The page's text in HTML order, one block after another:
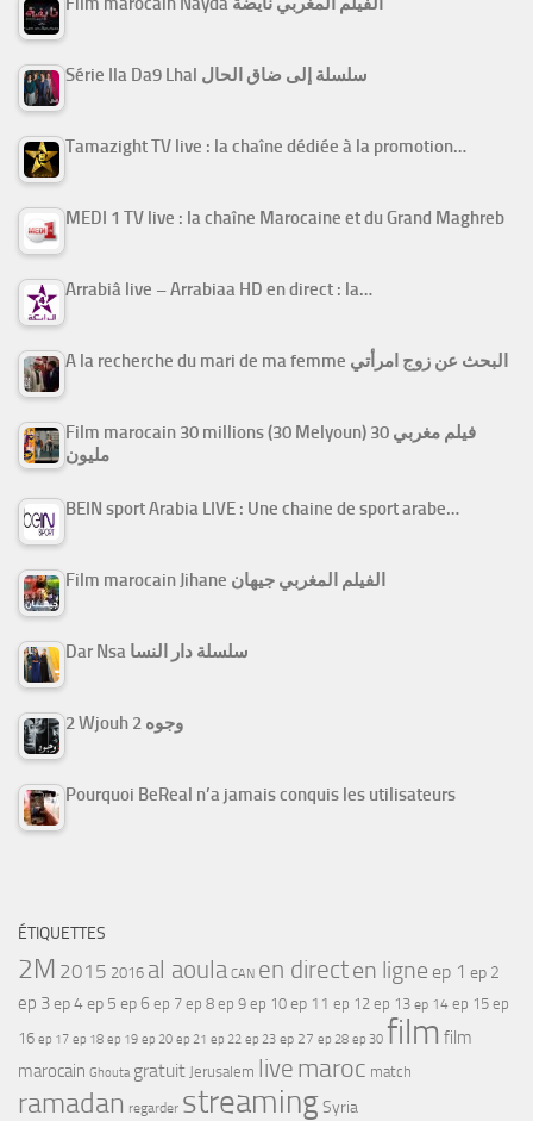
Série Ila Da9 Lhal سلسلة إلى ضاق الحال
Tamazight TV live : la chaîne dédiée à la promotion…
MEDI 1 TV live : la chaîne Marocaine et du Grand Maghreb
Arrabiâ live – Arrabiaa HD en direct : la…
A la recherche du mari de ma femme البحث عن زوج امرأتي
Film marocain 30 millions (30 Melyoun) فيلم مغربي 30
مليون
BEIN sport Arabia LIVE : Une chaine de sport arabe…
Film marocain Jihane الفيلم المغربي جيهان
Dar Nsa سلسلة دار النسا
2 Wjouh 2 وجوه
Pourquoi BeReal n’a jamais conquis les utilisateurs
ÉTIQUETTES
2M 2015 2016 al aoula CAN en directen ligne ep 1 ep 2
ep 3ep 4ep 5 ep 6 ep 7 ep 8 ep 9 ep 10 ep 11 ep 12 ep 13 ep 14 ep 15 ep
16 ep 17 ep 18 ep 19 ep 20 ep 21 ep 22 ep 23 ep 27 ep 28 ep 30 film film
marocain Ghouta gratuit Jerusalem live maroc match
ramadan regarder streamingSyria